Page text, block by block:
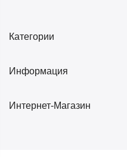
Категории
Информация
Интернет-Магазин